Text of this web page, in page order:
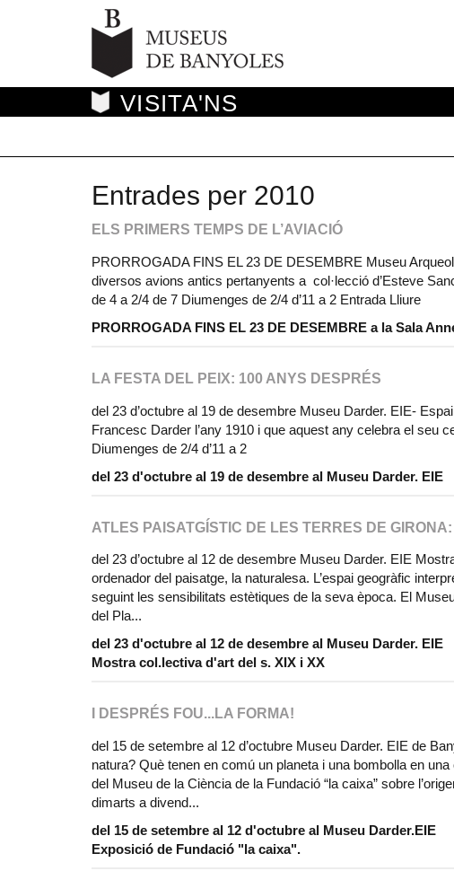
VISITA'NS
Entrades per 2010
ELS PRIMERS TEMPS DE L’AVIACIÓ
PRORROGADA FINS EL 23 DE DESEMBRE Museu
diversos avions antics pertanyents a col·lecció d’Esteve
de 4 a 2/4 de 7 Diumenges de 2/4 d’11 a 2 Entrada Lliure
PRORROGADA FINS EL 23 DE DESEMBRE a la Sala
LA FESTA DEL PEIX: 100 ANYS DESPRÉS
del 23 d’octubre al 19 de desembre Museu Darder. EIE-
Francesc Darder l’any 1910 i que aquest any celebra el seu
Diumenges de 2/4 d’11 a 2
del 23 d'octubre al 19 de desembre al Museu Darder. EIE
ATLES PAISATGÍSTIC DE LES TERRES DE
del 23 d’octubre al 12 de desembre Museu Darder. EIE
ordenador del paisatge, la naturalesa. L’espai geogràfic
seguint les sensibilitats estètiques de la seva època. El
del Pla...
del 23 d'octubre al 12 de desembre al Museu Darder. EIE
Mostra col.lectiva d'art del s. XIX i XX
I DESPRÉS FOU...LA FORMA!
del 15 de setembre al 12 d’octubre Museu Darder. EIE de
natura? Què tenen en comú un planeta i una bombolla en
del Museu de la Ciència de la Fundació “la caixa” sobre
dimarts a divend...
del 15 de setembre al 12 d'octubre al Museu Darder.EIE
Exposició de Fundació "la caixa".